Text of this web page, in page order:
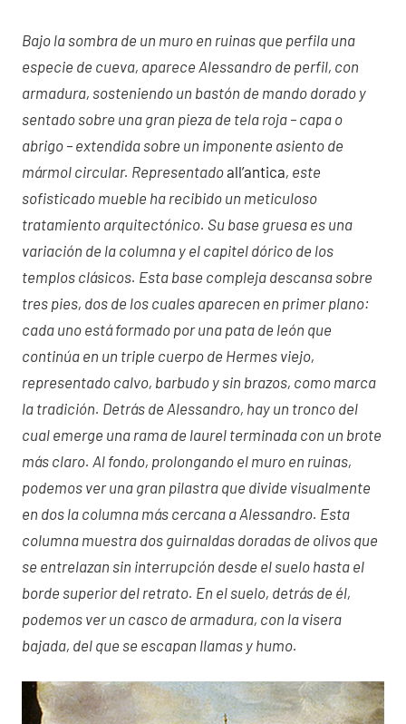
Bajo la sombra de un muro en ruinas que perfila una
especie de cueva, aparece Alessandro de perfil, con
armadura, sosteniendo un bastón de mando dorado y
sentado sobre una gran pieza de tela roja – capa o
abrigo – extendida sobre un imponente asiento de
mármol circular. Representadoall’antica, este
sofisticado mueble ha recibido un meticuloso
tratamiento arquitectónico. Su base gruesa es una
variación de la columna y el capitel dórico de los
templos clásicos. Esta base compleja descansa sobre
tres pies, dos de los cuales aparecen en primer plano:
cada uno está formado por una pata de león que
continúa en un triple cuerpo de Hermes viejo,
representado calvo, barbudo y sin brazos, como marca
la tradición. Detrás de Alessandro, hay un tronco del
cual emerge una rama de laurel terminada con un brote
más claro. Al fondo, prolongando el muro en ruinas,
podemos ver una gran pilastra que divide visualmente
en dos la columna más cercana a Alessandro. Esta
columna muestra dos guirnaldas doradas de olivos que
se entrelazan sin interrupción desde el suelo hasta el
borde superior del retrato. En el suelo, detrás de él,
podemos ver un casco de armadura, con la visera
bajada, del que se escapan llamas y humo.